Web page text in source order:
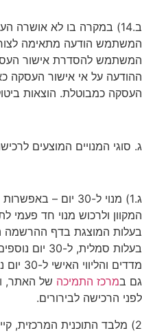
ב.14) במקרה בו לא אושרה
המשתמש הודעה מתאימה
ההודעה על אי אישור העסקה
העסקה כמבוטלת. הוצאות
ג. סוגי המנויים המוצעים
ג.1) מנוי ל-30
המקוון ולרכוש מנוי חד פעמי
בעלות המוצגת בדף ההרשמה
בעלות
מדדים
גם במרכז התמיכה של האתר,
לפני הרכישה לבירורים.
2) מלבד התוכנית המרכזית, קיימת תוכנית "